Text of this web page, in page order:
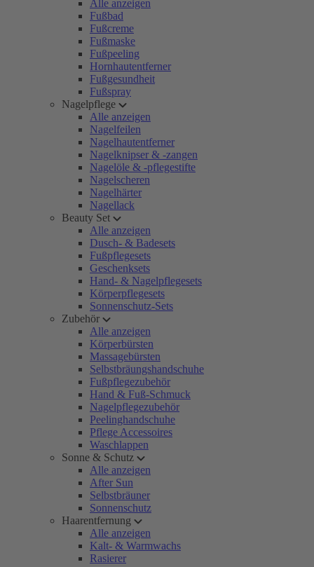
Alle anzeigen
Fußbad
Fußcreme
Fußmaske
Fußpeeling
Hornhautentferner
Fußgesundheit
Fußspray
Nagelpflege
Alle anzeigen
Nagelfeilen
Nagelhautentferner
Nagelknipser & -zangen
Nagelöle & -pflegestifte
Nagelscheren
Nagelhärter
Nagellack
Beauty Set
Alle anzeigen
Dusch- & Badesets
Fußpflegesets
Geschenksets
Hand- & Nagelpflegesets
Körperpflegesets
Sonnenschutz-Sets
Zubehör
Alle anzeigen
Körperbürsten
Massagebürsten
Selbstbräungshandschuhe
Fußpflegezubehör
Hand & Fuß-Schmuck
Nagelpflegezubehör
Peelinghandschuhe
Pflege Accessoires
Waschlappen
Sonne & Schutz
Alle anzeigen
After Sun
Selbstbräuner
Sonnenschutz
Haarentfernung
Alle anzeigen
Kalt- & Warmwachs
Rasierer